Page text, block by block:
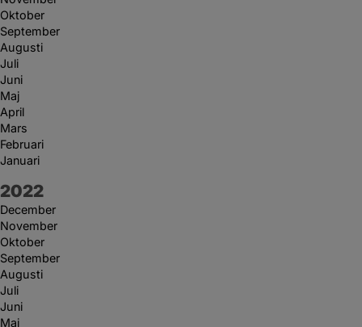
Oktober
September
Augusti
Juli
Juni
Maj
April
Mars
Februari
Januari
År:
2022
December
November
Oktober
September
Augusti
Juli
Juni
Maj